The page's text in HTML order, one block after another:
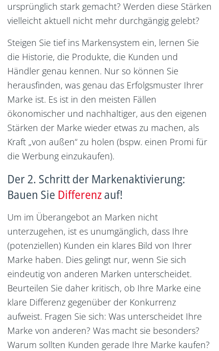
ursprünglich stark gemacht? Werden diese Stärken
vielleicht aktuell nicht mehr durchgängig gelebt?
Steigen Sie tief ins Markensystem ein, lernen Sie
die Historie, die Produkte, die Kunden und
Händler genau kennen. Nur so können Sie
herausfinden, was genau das Erfolgsmuster Ihrer
Marke ist. Es ist in den meisten Fällen
ökonomischer und nachhaltiger, aus den eigenen
Stärken der Marke wieder etwas zu machen, als
Kraft „von außen“ zu holen (bspw. einen Promi für
die Werbung einzukaufen).
Der 2. Schritt der Markenaktivierung:
Bauen Sie Differenzauf!
Um im Überangebot an Marken nicht
unterzugehen, ist es unumgänglich, dass Ihre
(potenziellen) Kunden ein klares Bild von Ihrer
Marke haben. Dies gelingt nur, wenn Sie sich
eindeutig von anderen Marken unterscheidet.
Beurteilen Sie daher kritisch, ob Ihre Marke eine
klare Differenz gegenüber der Konkurrenz
aufweist. Fragen Sie sich: Was unterscheidet Ihre
Marke von anderen? Was macht sie besonders?
Warum sollten Kunden gerade Ihre Marke kaufen?